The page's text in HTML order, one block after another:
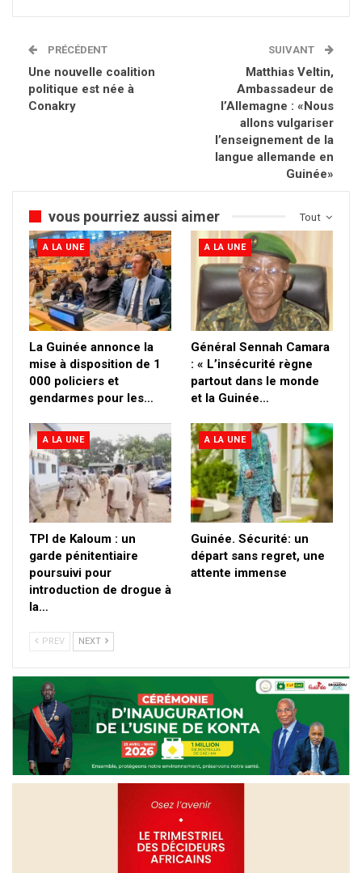
PRÉCÉDENT
Une nouvelle coalition
politique est née à
Conakry
SUIVANT
Matthias Veltin,
Ambassadeur de
l’Allemagne : «Nous
allons vulgariser
l’enseignement de la
langue allemande en
Guinée»
Tout
vous pourriez aussi aimer
A LA UNE
La Guinée annonce la
mise à disposition de 1
000 policiers et
gendarmes pour les…
A LA UNE
Général Sennah Camara
: « L’insécurité règne
partout dans le monde
et la Guinée…
A LA UNE
TPI de Kaloum : un
garde pénitentiaire
poursuivi pour
introduction de drogue à
la…
A LA UNE
Guinée. Sécurité: un
départ sans regrеt, unе
attente immense
PREV NEXT